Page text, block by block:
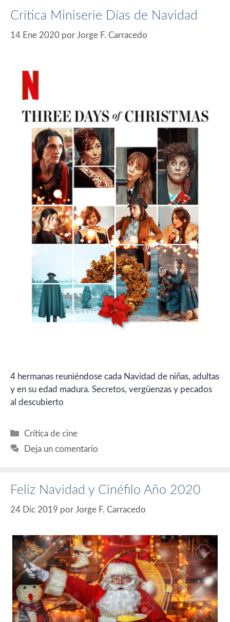
Crítica Miniserie Días de Navidad
14 Ene 2020 por Jorge F. Carracedo
4 hermanas reuniéndose cada Navidad de niñas, adultas
y en su edad madura. Secretos, vergüenzas y pecados
al descubierto
Categorías
Crítica de cine
Deja un comentario
Feliz Navidad y Cinéfilo Año 2020
24 Dic 2019 por Jorge F. Carracedo